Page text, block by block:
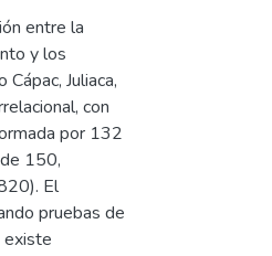
entre la
y los
Juliaca,
con
por 132
150,
El
pruebas de
existe